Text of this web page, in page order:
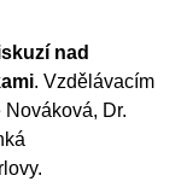
nad
. Vzdělávacím
Dr.